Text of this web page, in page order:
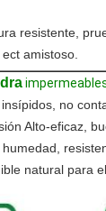
resistente,
amistoso.
no
Alto-eficaz,
natural para